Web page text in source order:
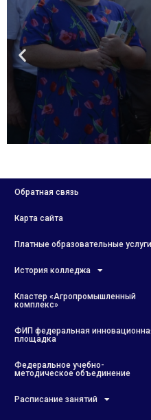
Обратная связь
Карта сайта
Платные образовательные услуги
История колледжа
Кластер «Агропромышленный
комплекс»
ФИП федеральная
площадка
Федеральное учебно-
методическое объединение
Расписание занятий